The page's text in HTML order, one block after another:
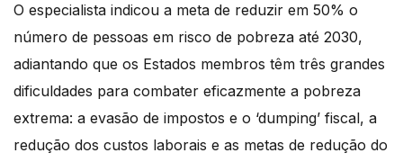
O especialista indicou a meta de reduzir em 50% o
número de pessoas em risco de pobreza até 2030,
adiantando que os Estados membros têm três grandes
dificuldades para combater eficazmente a pobreza
extrema: a evasão de impostos e o ‘dumping’ fiscal, a
redução dos custos laborais e as metas de redução do